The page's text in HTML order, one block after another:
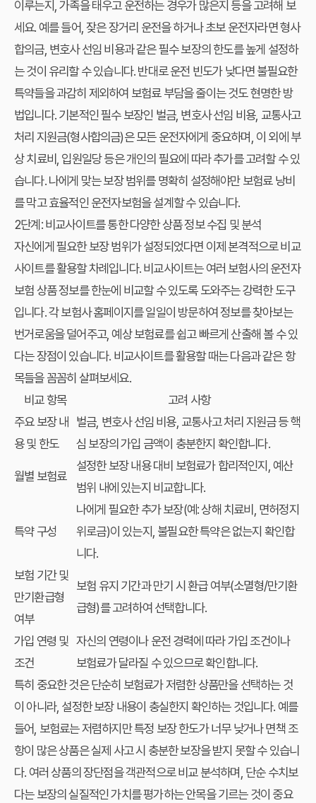
이루는지, 가족을 태우고 운전하는 경우가 많은지 등을 고려해 보
세요. 예를 들어, 잦은 장거리 운전을 하거나 초보 운전자라면 형사
합의금, 변호사 선임 비용과 같은 필수 보장의 한도를 높게 설정하
는 것이 유리할 수 있습니다. 반대로 운전 빈도가 낮다면 불필요한
특약들을 과감히 제외하여 보험료 부담을 줄이는 것도 현명한 방
법입니다. 기본적인 필수 보장인 벌금, 변호사 선임 비용, 교통사고
처리 지원금(형사합의금)은 모든 운전자에게 중요하며, 이 외에 부
상 치료비, 입원일당 등은 개인의 필요에 따라 추가를 고려할 수 있
습니다. 나에게 맞는 보장 범위를 명확히 설정해야만 보험료 낭비
를 막고 효율적인 운전자보험을 설계할 수 있습니다.
2단계: 비교사이트를 통한 다양한 상품 정보 수집 및 분석
자신에게 필요한 보장 범위가 설정되었다면 이제 본격적으로 비교
사이트를 활용할 차례입니다. 비교사이트는 여러 보험사의 운전자
보험 상품 정보를 한눈에 비교할 수 있도록 도와주는 강력한 도구
입니다. 각 보험사 홈페이지를 일일이 방문하여 정보를 찾아보는
번거로움을 덜어주고, 예상 보험료를 쉽고 빠르게 산출해 볼 수 있
다는 장점이 있습니다. 비교사이트를 활용할 때는 다음과 같은 항
목들을 꼼꼼히 살펴보세요.
비교 항목
고려 사항
주요 보장 내
용 및 한도
벌금, 변호사 선임 비용, 교통사고 처리 지원금 등 핵
심 보장의 가입 금액이 충분한지 확인합니다.
월별 보험료
설정한 보장 내용 대비 보험료가 합리적인지, 예산
범위 내에 있는지 비교합니다.
특약 구성
나에게 필요한 추가 보장(예: 상해 치료비, 면허정지
위로금)이 있는지, 불필요한 특약은 없는지 확인합
니다.
보험 기간 및
만기환급형
여부
보험 유지 기간과 만기 시 환급 여부(소멸형/만기환
급형)를 고려하여 선택합니다.
가입 연령 및
조건
자신의 연령이나 운전 경력에 따라 가입 조건이나
보험료가 달라질 수 있으므로 확인합니다.
특히 중요한 것은 단순히 보험료가 저렴한 상품만을 선택하는 것
이 아니라, 설정한 보장 내용이 충실한지 확인하는 것입니다. 예를
들어, 보험료는 저렴하지만 특정 보장 한도가 너무 낮거나 면책 조
항이 많은 상품은 실제 사고 시 충분한 보장을 받지 못할 수 있습니
다. 여러 상품의 장단점을 객관적으로 비교 분석하며, 단순 수치보
다는 보장의 실질적인 가치를 평가하는 안목을 기르는 것이 중요